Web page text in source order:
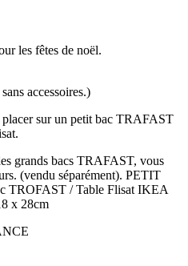
les fêtes de noël.
accessoires.)
sur un petit bac TRAFAST
grands bacs TRAFAST, vous
(vendu séparément). PETIT
TROFAST / Table Flisat IKEA
x 28cm